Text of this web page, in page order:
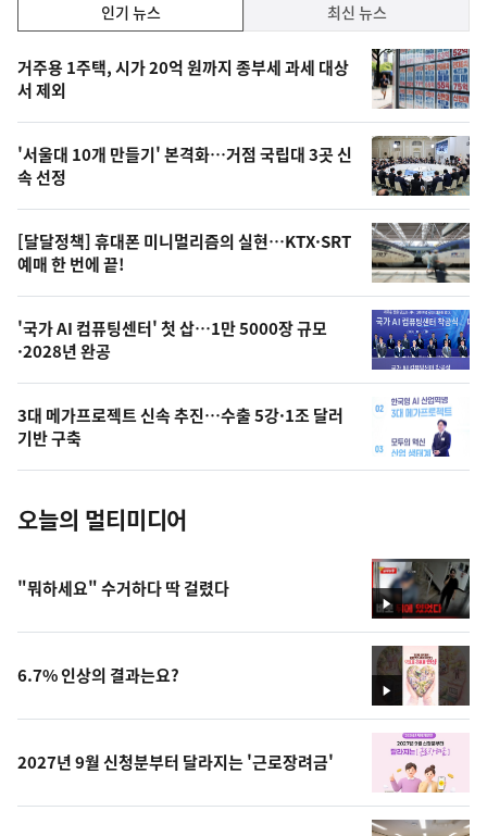
기,
최
신,
오
늘
의
영
상
오
늘
의
사
진
인기 뉴스 최신 뉴스
기
뉴
스
거주용 1주택, 시가 20억 원까지 종부세 과세 대상
서 제외
'서울대 10개 만들기' 본격화…거점 국립대 3곳 신
속 선정
[달달정책] 휴대폰 미니멀리즘의 실현…KTX·SRT
예매 한 번에 끝!
'국가 AI 컴퓨팅센터' 첫 삽…1만 5000장 규모
·2028년 완공
3대 메가프로젝트 신속 추진…수출 5강·1조 달러
기반 구축
오늘의 멀티미디어
영
상
"뭐하세요" 수거하다 딱 걸렸다
영
상
6.7% 인상의 결과는요?
2027년 9월 신청분부터 달라지는 '근로장려금'